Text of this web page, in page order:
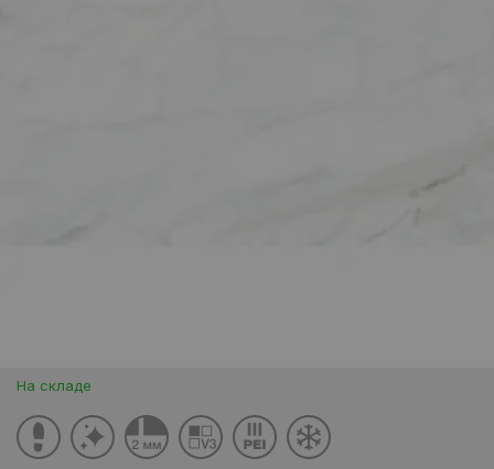
На складе